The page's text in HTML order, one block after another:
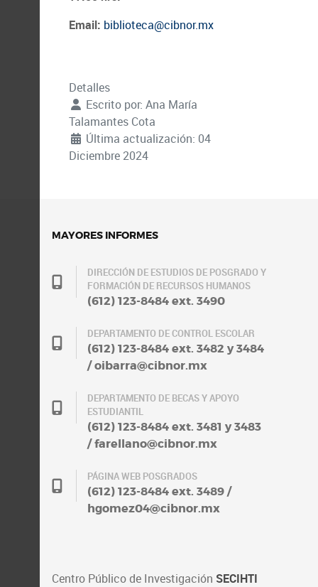
Email: biblioteca@cibnor.mx
Detalles
Escrito por: Ana María
Talamantes Cota
Última actualización: 04
Diciembre 2024
MAYORES INFORMES
DIRECCIÓN DE ESTUDIOS DE POSGRADO Y
FORMACIÓN DE RECURSOS HUMANOS
(612) 123-8484 ext. 3490
DEPARTAMENTO DE CONTROL ESCOLAR
(612) 123-8484 ext. 3482 y 3484
/ oibarra@cibnor.mx
DEPARTAMENTO DE BECAS Y APOYO
ESTUDIANTIL
(612) 123-8484 ext. 3481 y 3483
/ farellano@cibnor.mx
PÁGINA WEB POSGRADOS
(612) 123-8484 ext. 3489 /
hgomez04@cibnor.mx
Centro Público de Investigación SECIHTI